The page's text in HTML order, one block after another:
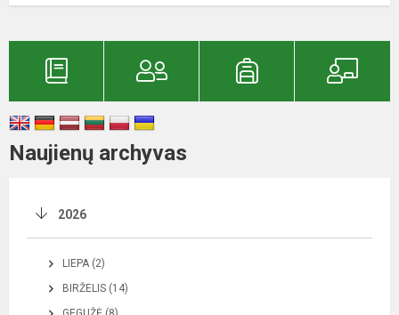
Naujienų archyvas
2026
LIEPA (2)
BIRŽELIS (14)